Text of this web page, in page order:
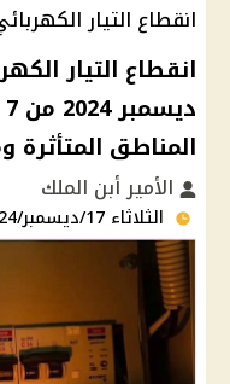
انقطاع التيار الكهربائي يوم
المناطق
الأمير أبن الملك
الثلاثاء 17/ديسمبر/2024 - 06:21 م